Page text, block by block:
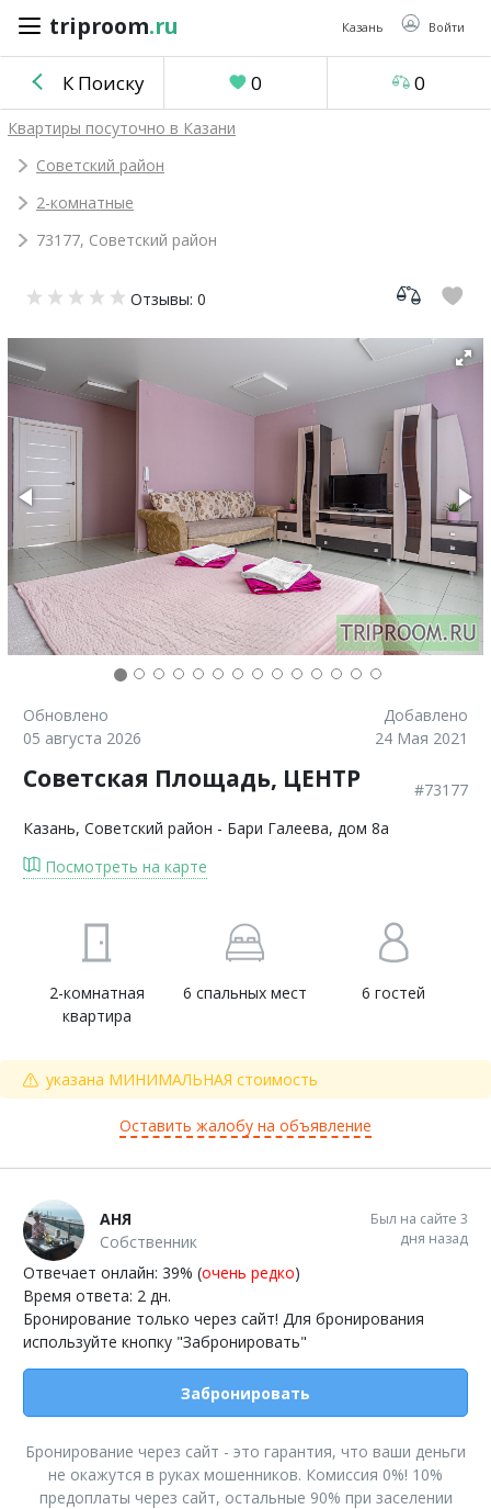
triproom.ru Казань Войти
triproom .ru
Российский
Войти / Зарегистрироваться
объявление
Сравнение
К Поиску 0 0
Квартиры посуточно в Казани
Советский район
2-комнатные
73177, Советский район
Отзывы: 0
Обновлено
05 августа 2026
Добавлено
24 Мая 2021
Советская Площадь, ЦЕНТР
#73177
Казань, Советский район - Бари Галеева, дом 8а
Посмотреть на карте
2-комнатная
квартира
6 спальных мест 6 гостей
указана МИНИМАЛЬНАЯ стоимость
Оставить жалобу на объявление
АНЯ
Собственник
Был на сайте 3
дня назад
Отвечает онлайн: 39% (очень редко)
Время ответа: 2 дн.
Бронирование только через сайт! Для бронирования
используйте кнопку "Забронировать"
Забронировать
Бронирование через сайт - это гарантия, что ваши деньги
не окажутся в руках мошенников. Комиссия 0%! 10%
предоплаты через сайт, остальные 90% при заселении